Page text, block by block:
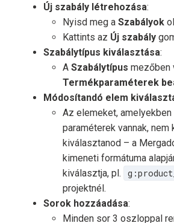
Új szabály létrehozása:
Nyisd meg a Szabályok
Kattints az Új szabály
Szabálytípus kiválasztása:
A Szabálytípus mezőben
Termékparaméterek
Módosítandó elem
Az elemeket,
paraméterek vannak, nem
kiválasztanod – a
kimeneti formátuma
kiválasztja, pl.
projektnél.
Sorok hozzáadása:
Minden sor 3 oszloppal